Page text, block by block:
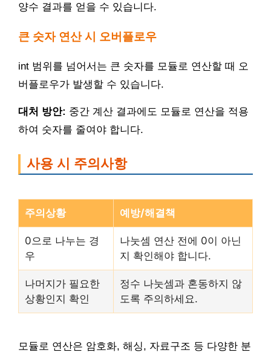
양수 결과를 얻을 수 있습니다.
큰 숫자 연산 시 오버플로우
int 범위를 넘어서는 큰 숫자를 모듈로 연산할 때 오
버플로우가 발생할 수 있습니다.
대처 방안: 중간 계산 결과에도 모듈로 연산을 적용
하여 숫자를 줄여야 합니다.
사용 시 주의사항
주의상황 예방/해결책
0으로 나누는 경
우
나눗셈 연산 전에 0이 아닌
지 확인해야 합니다.
나머지가 필요한
상황인지 확인
정수 나눗셈과 혼동하지 않
도록 주의하세요.
모듈로 연산은 암호화, 해싱, 자료구조 등 다양한 분